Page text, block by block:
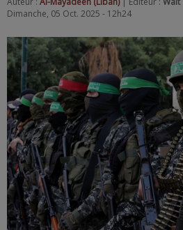
Dimanche, 05 Oct. 2025 - 12h24